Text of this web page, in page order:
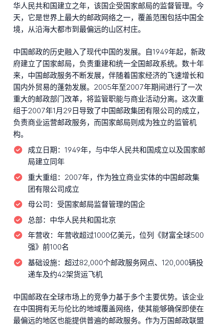
华人民共和国建立之年，该国企受国家邮局的监督管理。今
天，它是世界上最大的邮政网络之一，覆盖范围包括中国全
境，从沿海大都市到最偏远的山区村庄。
中国邮政的历史融入了现代中国的发展。自1949年起，新政
府建立了国家邮局，负责重建和统一全国邮政系统。数十年
来，中国邮政服务不断发展，伴随着国家经济的飞速增长和
国内外贸易的蓬勃发展。2005年至2007年期间进行了一次
重大的邮政部门改革，将监管职能与商业活动分离。这次重
组于2007年1月29日导致了中国邮政集团有限公司的成立，
负责商业运营邮政服务，而国家邮局则成为独立的监管机
构。
成立日期： 1949年，与中华人民共和国成立以及国家邮
局建立同年
重大重组： 2007年，作为独立商业实体的中国邮政集
团有限公司成立
母公司： 受国家邮局监督管理的国企
总部： 中华人民共和国北京
年营收： 年营收超过1000亿美元，位列《财富全球500
强》前100名
基础设施： 超过82,000个邮政服务网点、120,000辆投
递车及约42架货运飞机
中国邮政在全球市场上的竞争力基于多个主要优势。该企业
在中国拥有无与伦比的地域覆盖网络，使其能够确保即使在
最偏远的地区也能提供普遍的邮政服务。作为万国邮政联盟